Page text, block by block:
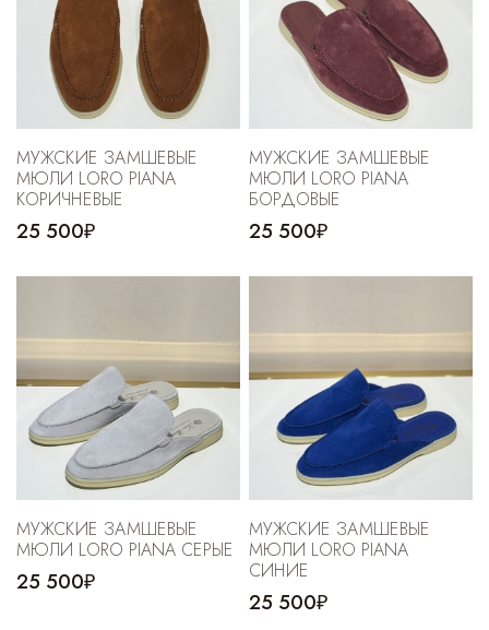
МУЖСКИЕ ЗАМШЕВЫЕ
МЮЛИ LORO PIANA
КОРИЧНЕВЫЕ
25 500₽
МУЖСКИЕ ЗАМШЕВЫЕ
МЮЛИ LORO PIANA
БОРДОВЫЕ
25 500₽
МУЖСКИЕ ЗАМШЕВЫЕ
МЮЛИ LORO PIANA СЕРЫЕ
25 500₽
МУЖСКИЕ ЗАМШЕВЫЕ
МЮЛИ LORO PIANA
СИНИЕ
25 500₽